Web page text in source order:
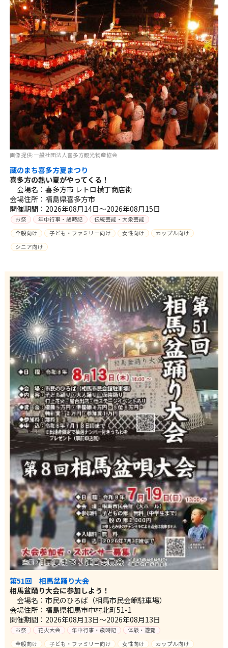
画像提供:一般社団法人喜多方観光物産協会
蔵のまち喜多方夏まつり
喜多方の熱い夏がやってくる！
会場名：喜多方市 レトロ横丁商店街
会場住所：福島県喜多方市
開催期間：2026年08月14日～2026年08月15日
お祭 年中行事・歳時記
伝統芸能・大衆芸能
全般向け
子ども・ファミリー向け 女性向け
カップル向け
シニア向け
第51回 相馬盆踊り大会
相馬盆踊り大会に参加しよう！
会場名：市民のひろば（相馬市民会館駐車場）
会場住所：福島県相馬市中村北町51-1
開催期間：2026年08月13日～2026年08月13日
お祭 花火大会 年中行事・歳時記
体験・遊覧
全般向け
子ども・ファミリー向け 女性向け カップル向け